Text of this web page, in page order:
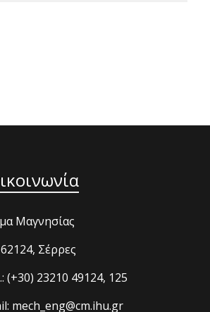
Μαγνησίας
Σέρρες
(+30) 23210 49124, 125
mech_eng@cm.ihu.gr